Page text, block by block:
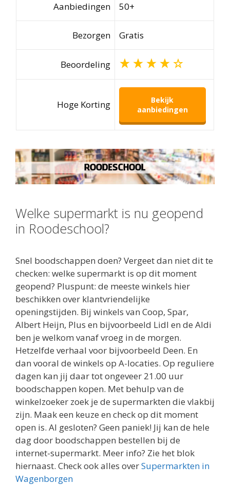
Aanbiedingen 50+
Bezorgen Gratis
Beoordeling
Hoge Korting
Bekijk
aanbiedingen
Welke supermarkt is nu geopend
in Roodeschool?
Snel boodschappen doen? Vergeet dan niet dit te
checken: welke supermarkt is op dit moment
geopend? Pluspunt: de meeste winkels hier
beschikken over klantvriendelijke
openingstijden. Bij winkels van Coop, Spar,
Albert Heijn, Plus en bijvoorbeeld Lidl en de Aldi
ben je welkom vanaf vroeg in de morgen.
Hetzelfde verhaal voor bijvoorbeeld Deen. En
dan vooral de winkels op A-locaties. Op reguliere
dagen kan jij daar tot ongeveer 21.00 uur
boodschappen kopen. Met behulp van de
winkelzoeker zoek je de supermarkten die vlakbij
zijn. Maak een keuze en check op dit moment
open is. Al gesloten? Geen paniek! Jij kan de hele
dag door boodschappen bestellen bij de
internet-supermarkt. Meer info? Zie het blok
hiernaast. Check ook alles overSupermarkten in
Wagenborgen